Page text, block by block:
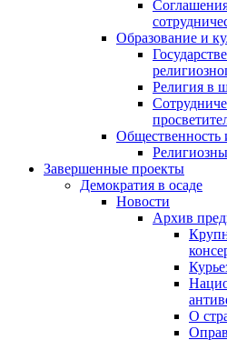
Образование и
Религия в
Завершенные проекты
Демократия в осаде
Новости
Архив
О